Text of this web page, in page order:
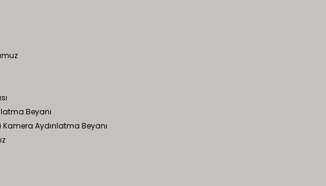
Beyanı
Kamera Aydınlatma Beyanı